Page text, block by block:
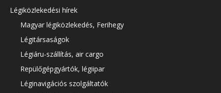
Légiközlekedési hírek
Magyar légiközlekedés, Ferihegy
Légitársaságok
Légiáru-szállítás, air cargo
Repülőgépgyártók, légiipar
Léginavigációs szolgáltatók